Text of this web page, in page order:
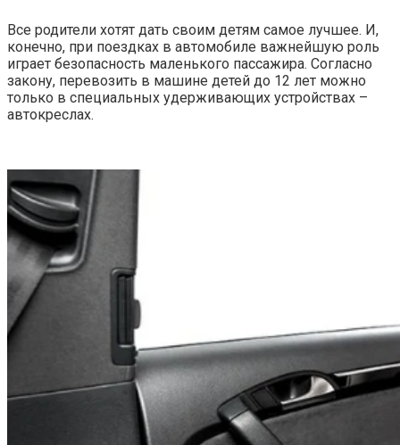
Все родители хотят дать своим детям самое лучшее. И,
конечно, при поездках в автомобиле важнейшую роль
играет безопасность маленького пассажира. Согласно
закону, перевозить в машине детей до 12 лет можно
только в специальных удерживающих устройствах –
автокреслах.